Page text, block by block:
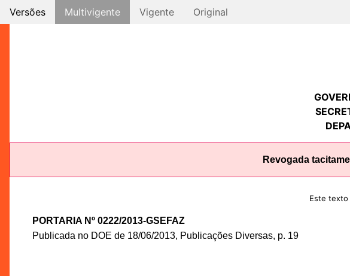
Versões Multivigente Vigente Original
Revogada
Este texto
PORTARIA Nº 0222/2013-GSEFAZ
Publicada no DOE de 18/06/2013, Publicações Diversas, p. 19